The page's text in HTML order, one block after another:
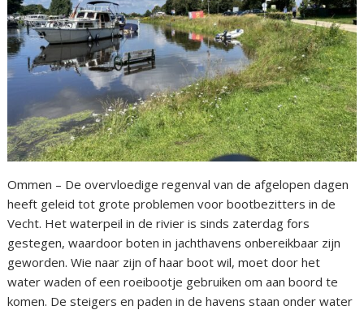
Ommen – De overvloedige regenval van de afgelopen dagen
heeft geleid tot grote problemen voor bootbezitters in de
Vecht. Het waterpeil in de rivier is sinds zaterdag fors
gestegen, waardoor boten in jachthavens onbereikbaar zijn
geworden. Wie naar zijn of haar boot wil, moet door het
water waden of een roeibootje gebruiken om aan boord te
komen. De steigers en paden in de havens staan ​​onder water